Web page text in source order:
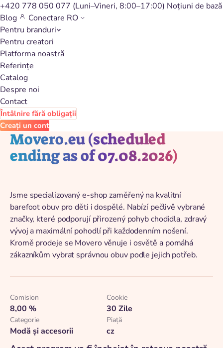
+420 778 050 077 (Luni–Vineri, 8:00–17:00) Noțiuni de bază
Blog
Conectare RO
Pentru branduri
Pentru creatori
Platforma noastră
Referințe
Catalog
Despre noi
Contact
Întâlnire fără obligații
Creați un cont
Înapoi la catalog
Movero.eu (scheduled
ending as of 07.08.2026)
Jsme specializovaný e-shop zaměřený na kvalitní
barefoot obuv pro děti i dospělé. Nabízí pečlivě vybrané
značky, které podporují přirozený pohyb chodidla, zdravý
vývoj a maximální pohodlí při každodenním nošení.
Kromě prodeje se Movero věnuje i osvětě a pomáhá
zákazníkům vybrat správnou obuv podle jejich potřeb.
Comision
8,00 %
Cookie
30 Zile
Categorie
Modă și accesorii
Piaţă
cz